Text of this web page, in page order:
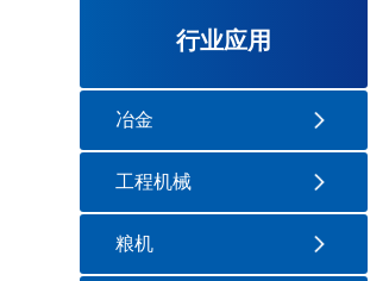
行业应用
冶金
工程机械
粮机